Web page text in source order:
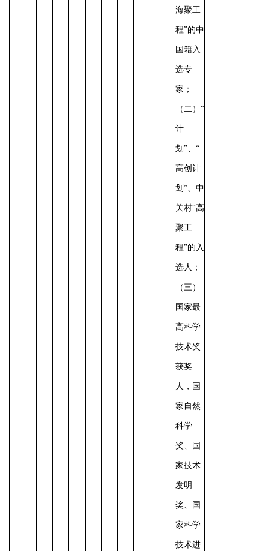
海聚工
程”的中
国籍入
选专
家；
（二）“
计
划”、“
高创计
划”、中
关村“高
聚工
程”的入
选人；
（三）
国家最
高科学
技术奖
获奖
人，国
家自然
科学
奖、国
家技术
发明
奖、国
家科学
技术进